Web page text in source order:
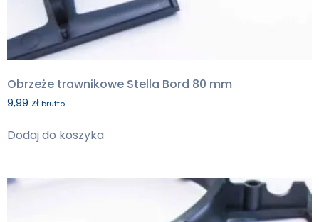
Obrzeże trawnikowe Stella Bord 80 mm
9,99 zł brutto
Dodaj do koszyka